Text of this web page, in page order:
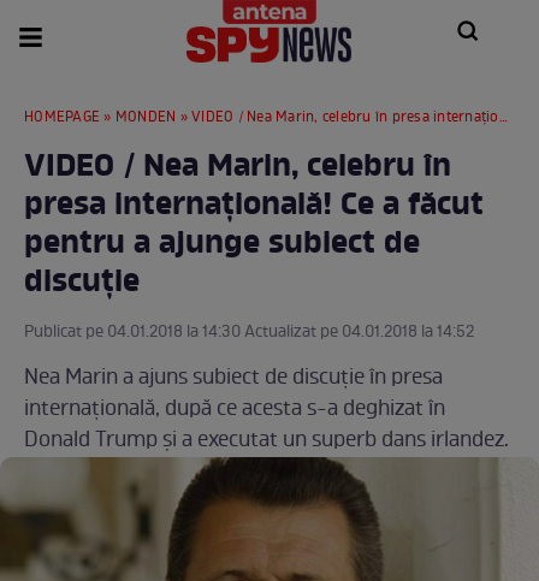
HOMEPAGE » MONDEN » VIDEO / Nea Marin, celebru în presa internațională! Ce a făcut pentru a ajunge subiect de discuție
VIDEO / Nea Marin, celebru în
presa internațională! Ce a făcut
pentru a ajunge subiect de
discuție
Publicat pe 04.01.2018 la 14:30 Actualizat pe 04.01.2018 la 14:52
Nea Marin a ajuns subiect de discuție în presa
internațională, după ce acesta s-a deghizat în
Donald Trump și a executat un superb dans irlandez.